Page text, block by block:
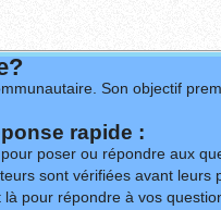
Son objectif
rapide :
poser ou répondre aux
sont vérifiées avant leurs
pour répondre à vos